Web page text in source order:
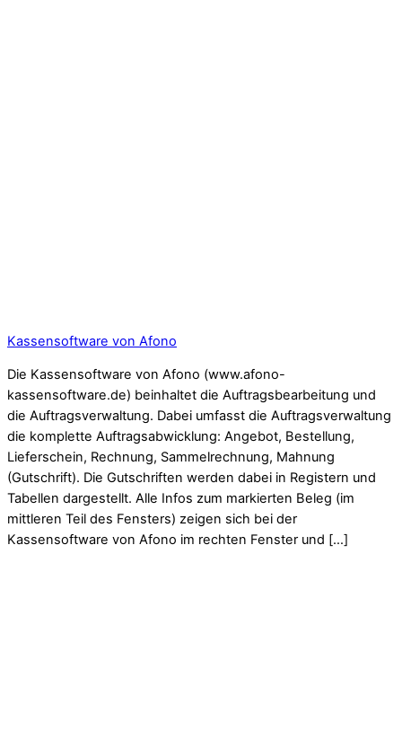
Kassensoftware von Afono
Die Kassensoftware von Afono (www.afono-
kassensoftware.de) beinhaltet die Auftragsbearbeitung und
die Auftragsverwaltung. Dabei umfasst die Auftragsverwaltung
die komplette Auftragsabwicklung: Angebot, Bestellung,
Lieferschein, Rechnung, Sammelrechnung, Mahnung
(Gutschrift). Die Gutschriften werden dabei in Registern und
Tabellen dargestellt. Alle Infos zum markierten Beleg (im
mittleren Teil des Fensters) zeigen sich bei der
Kassensoftware von Afono im rechten Fenster und […]